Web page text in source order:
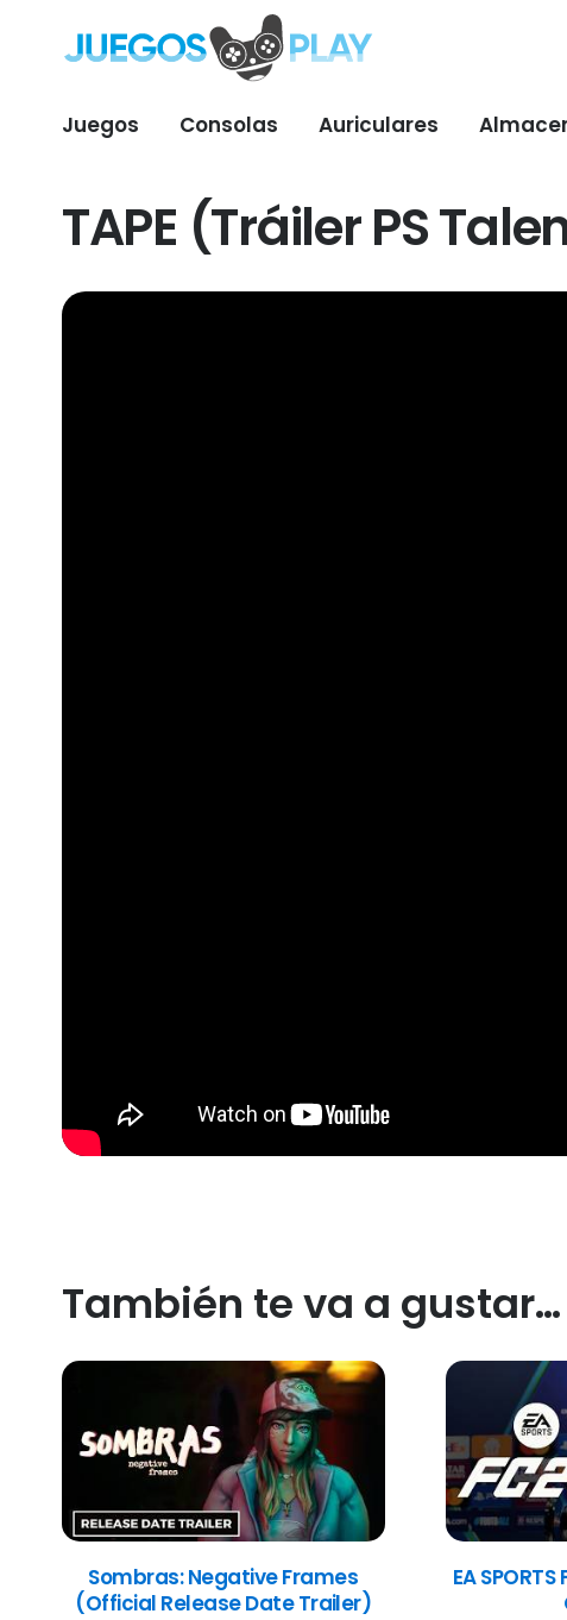
Juegos Consolas Auriculares
TAPE (Tráiler PS
También te va a gustar…
Sombras: Negative Frames
(Official Release Date Trailer)
EA